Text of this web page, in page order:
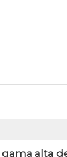
alta